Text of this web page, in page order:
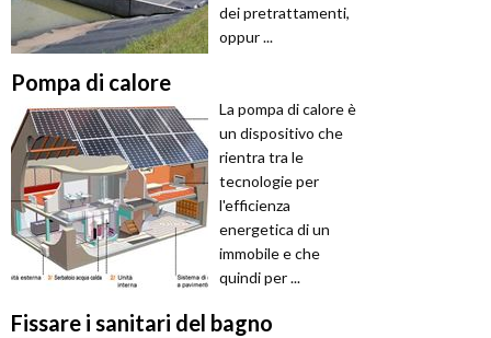
dei pretrattamenti,
oppur ...
Pompa di calore
La pompa di calore è
un dispositivo che
rientra tra le
tecnologie per
l'efficienza
energetica di un
immobile e che
quindi per ...
Fissare i sanitari del bagno